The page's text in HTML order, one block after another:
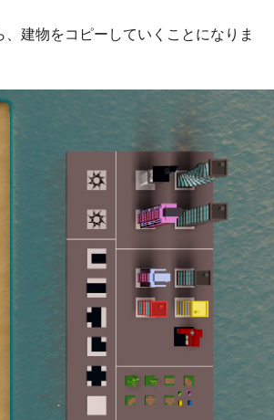
建物をコピーしていくことになりま